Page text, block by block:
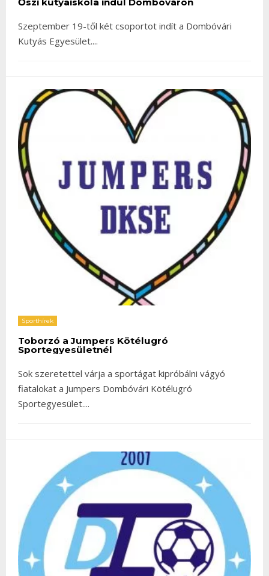
Szeptember 19-től két csoportot indít a Dombóvári
Kutyás Egyesület....
Sporthírek
Toborzó a Jumpers Kötélugró
Sportegyesületnél
Sok szeretettel várja a sportágat kipróbálni vágyó
fiatalokat a Jumpers Dombóvári Kötélugró
Sportegyesület....